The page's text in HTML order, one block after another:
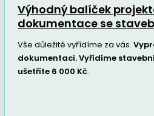
Výhodný balíček
dokumentace se
Vše důležité vyřídíme za vás.
dokumentaci. Vyřídíme
ušetříte 6 000 Kč.